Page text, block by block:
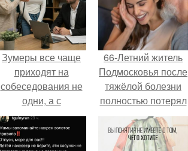
Зумеры все чаще
приходят на
собеседования не
одни, а с
родителями,
жалуются эйчары.
66-Летний житель
Подмосковья после
тяжёлой болезни
полностью потерял
потенцию, но
решил
восстановить